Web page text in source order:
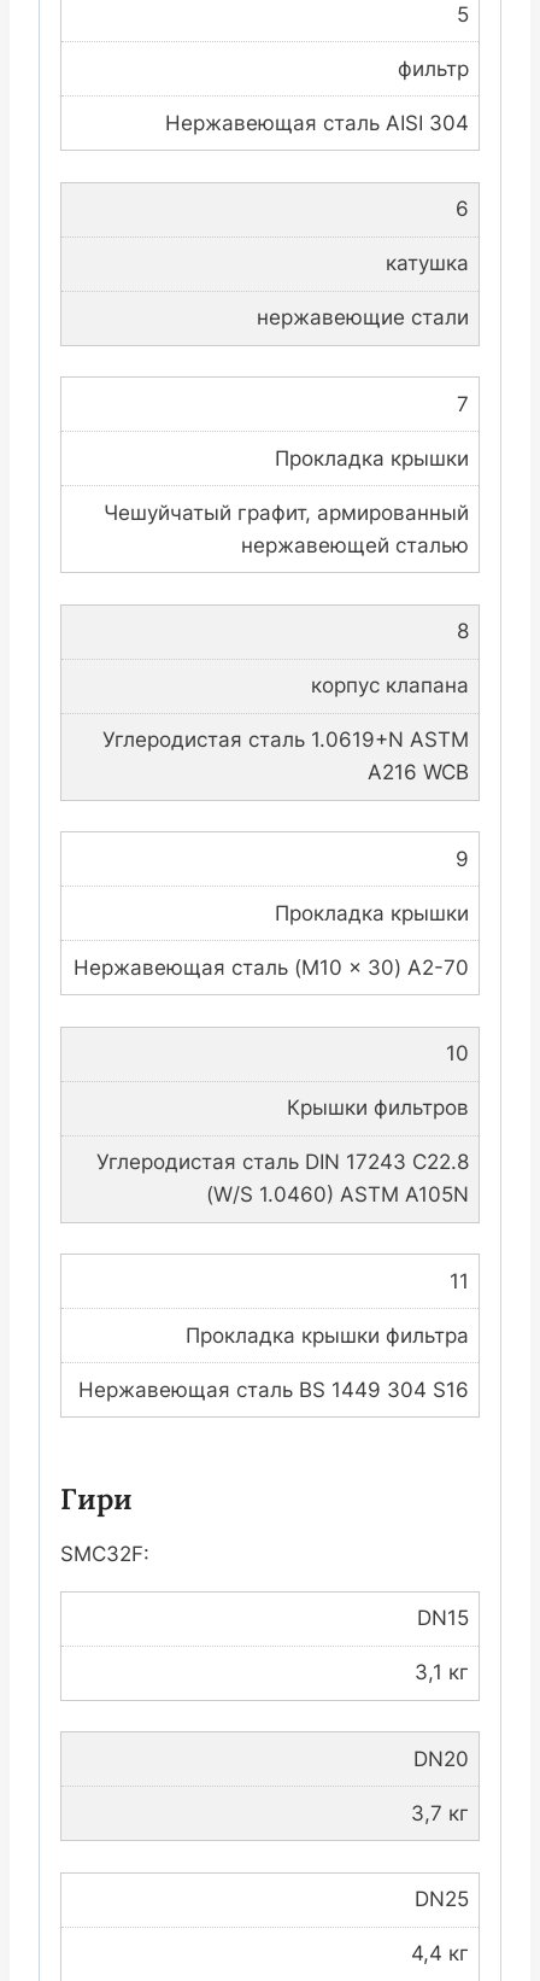
5
фильтр
Нержавеющая сталь AISI 304
6
катушка
нержавеющие стали
7
Прокладка крышки
Чешуйчатый графит, армированный
нержавеющей сталью
8
корпус клапана
Углеродистая сталь 1.0619+N ASTM
A216 WCB
9
Прокладка крышки
Нержавеющая сталь (M10 x 30) A2-70
10
Крышки фильтров
Углеродистая сталь DIN 17243 C22.8
(W/S 1.0460) ASTM A105N
11
Прокладка крышки фильтра
Нержавеющая сталь BS 1449 304 S16
Гири
SMC32F:
DN15
3,1 кг
DN20
3,7 кг
DN25
4,4 кг